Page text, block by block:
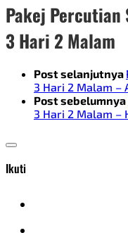
Pakej Percutian
3 Hari 2 Malam
Post selanjutnya
3 Hari 2 Malam –
Post sebelumnya
3 Hari 2 Malam –
Ikuti